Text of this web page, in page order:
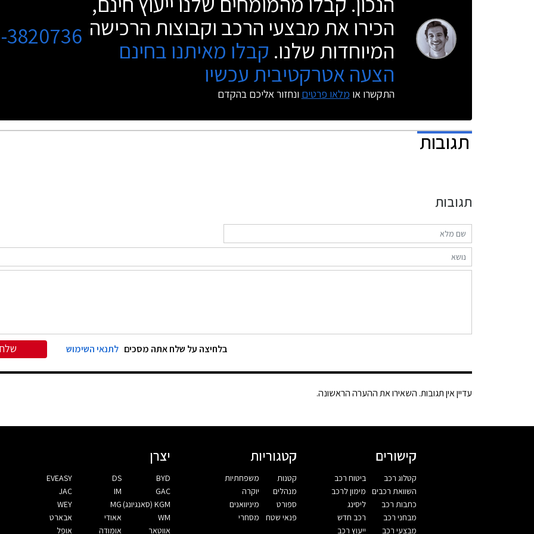
הכירו את מבצעי הרכב וקבוצות הרכישה
המיוחדות שלנו. קבלו מאיתנו בחינם
הצעה אטרקטיבית עכשיו
התקשרו או מלאו פרטים ונחזור אליכם בהקדם
3820736
תגובות
תגובות
בלחיצה על שלח אתה מסכים לתנאי השימוש
עדיין אין תגובות. השאירו את ההערה הראשונה.
קישורים
קטלוג רכב
השוואת רכבים
כתבות רכב
מבחני רכב
מבצעי רכב
ביטוח רכב
מימון לרכב
ליסינג
רכב חדש
ייעוץ רכב
קטגוריות
קטנות
מנהלים
ספורט
פנאי שטח
משפחתיות
יוקרה
מיניוואנים
מסחרי
יצרן
BYD
DS
EVEASY
GAC
IM
JAC
KGM (סאנגיונג)
MG
WEY
WM
אאודי
אבארט
אווטאר
אומודה אופל